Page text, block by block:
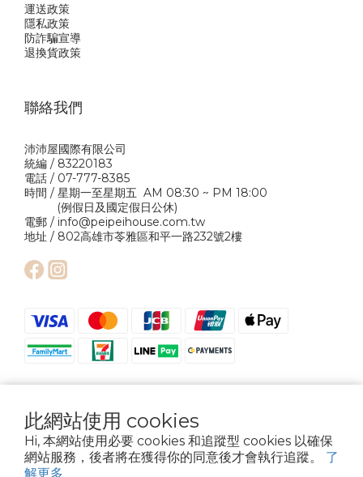
此網站使用 cookies
Hi, 本網站使用必要 cookies 和追蹤型 cookies 以確保
網站服務，後者將在獲得你的同意後才會執行追蹤。 了
解更多
運送政策
隱私政策
防詐騙宣導
退換貨政策
聯絡我們
沛沛屋國際有限公司
統編 / 83220183
電話 / 07-777-8385
時間 / 星期一至星期五 AM 08:30 ~ PM 18:00
(例假日及國定假日公休)
電郵 / info@peipeihouse.com.tw
地址 / 802高雄市苓雅區和平一路232號2樓
Copyright © 2024 Pei Pei House International Company Ltd. All Rights